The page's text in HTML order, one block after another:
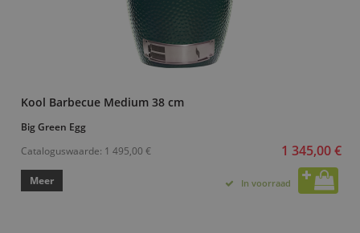
Kool Barbecue Medium 38 cm
Big Green Egg
Cataloguswaarde: 1 495,00 € 1 345,00 €
Meer In voorraad